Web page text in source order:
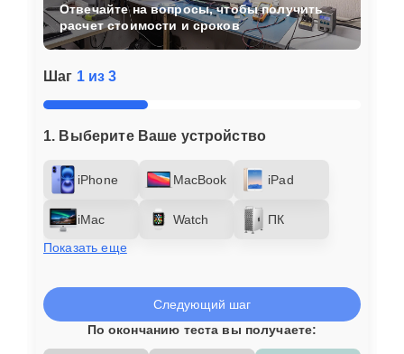
Шаг 1 из 3
1. Выберите Ваше устройство
iPhone MacBook iPad
iMac Watch
ПК
Показать еще
Отвечайте на вопросы, чтобы получить
расчет стоимости и сроков
Следующий шаг
По окончанию теста вы получаете: